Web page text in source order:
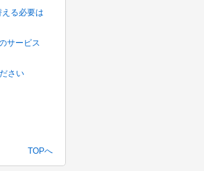
る必要は
サービス
さい
TOPへ